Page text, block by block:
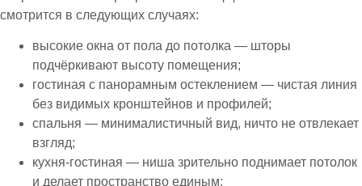
смотрится в следующих случаях:
высокие окна от пола до потолка — шторы
подчёркивают высоту помещения;
гостиная с панорамным остеклением — чистая линия
без видимых кронштейнов и профилей;
спальня — минималистичный вид, ничто не отвлекает
взгляд;
кухня-гостиная — ниша зрительно поднимает потолок
и делает пространство единым;